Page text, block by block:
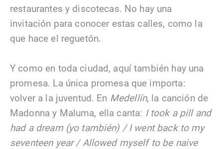
restaurantes y discotecas. No hay una
invitación para conocer estas calles, como la
que hace el reguetón.
Y como en toda ciudad, aquí también hay una
promesa. La única promesa que importa:
volver a la juventud. En Medellín, la canción de
Madonna y Maluma, ella canta: I took a pill and
had a dream (yo también) / I went back to my
seventeen year / Allowed myself to be naive